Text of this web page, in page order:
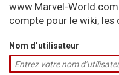
www.Marvel-
compte pour le wiki, les
Nom d’utilisateur